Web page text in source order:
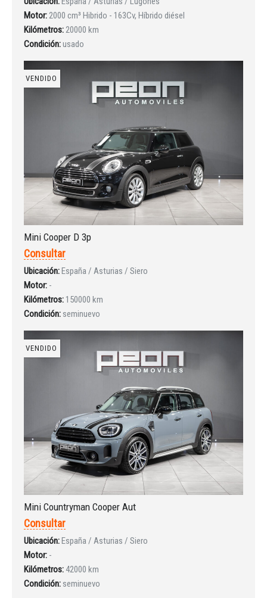
Iniciar sesión
Motor:2000 cm³ Hibrido - 163Cv, Híbrido diésel
Kilómetros:20000 km
Condición:usado
VENDIDO
Mini Cooper D 3p
Consultar
Ubicación:España / Asturias / Siero
Motor: -
Kilómetros: 150000 km
Condición: seminuevo
VENDIDO
Mini Countryman Cooper Aut
Consultar
Ubicación:España / Asturias / Siero
Motor: -
Kilómetros:42000 km
Condición: seminuevo